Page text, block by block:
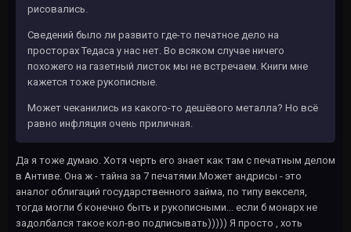
рисовались.
Сведений было ли развито где-то печатное дело на
просторах Тедаса у нас нет. Во всяком случае ничего
похожего на газетный листок мы не встречаем. Книги мне
кажется тоже рукописные.
Может чеканились из какого-то дешёвого металла? Но всё
равно инфляция очень приличная.
Да я тоже думаю. Хотя черть его знает как там с печатным делом
в Антиве. Она ж - тайна за 7 печатями.Может андрисы - это
аналог облигаций государственного займа, по типу векселя,
тогда могли б конечно быть и рукописными... если б монарх не
задолбался такое кол-во подписывать))))) Я просто , хоть